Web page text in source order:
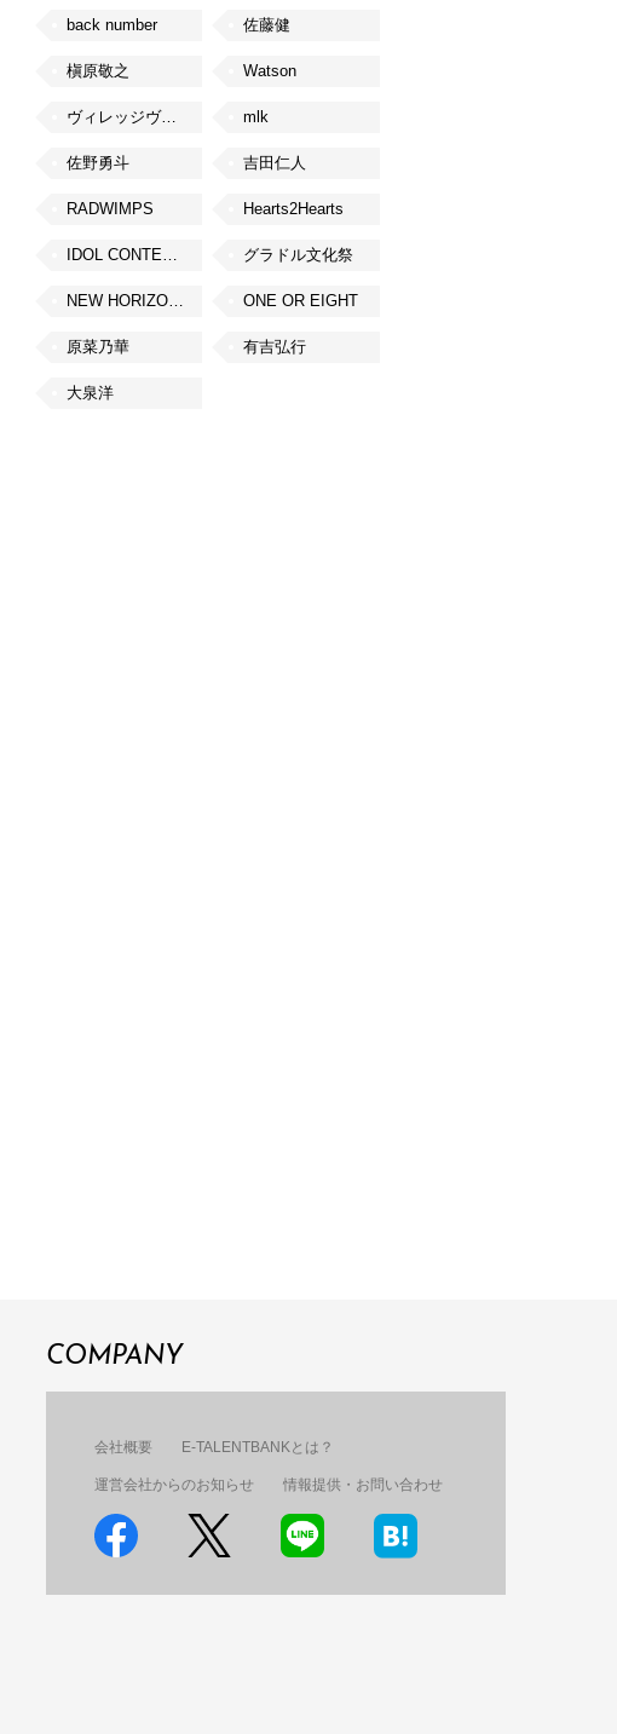
back number 佐藤健
槇原敬之 Watson
ヴィレッジヴァンガード mlk
佐野勇斗 吉田仁人
RADWIMPS Hearts2Hearts
IDOL CONTENT EXPO グラドル文化祭
NEW HORIZON FEST ONE OR EIGHT
原菜乃華 有吉弘行
大泉洋
COMPANY
会社概要 E-TALENTBANKとは？
運営会社からのお知らせ 情報提供・お問い合わせ